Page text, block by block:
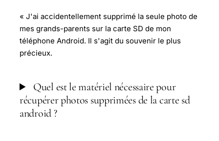
« J'ai accidentellement supprimé la seule photo de
mes grands-parents sur la carte SD de mon
téléphone Android. Il s'agit du souvenir le plus
précieux.
Quel est le matériel nécessaire pour
récupérer photos supprimées de la carte sd
android ?